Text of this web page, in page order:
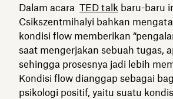
Dalam acara TED talk baru-baru
Csikszentmihalyi bahkan
kondisi flow memberikan
saat mengerjakan sebuah tugas,
sehingga prosesnya jadi lebih
Kondisi flow dianggap sebagai
psikologi positif, yaitu suatu